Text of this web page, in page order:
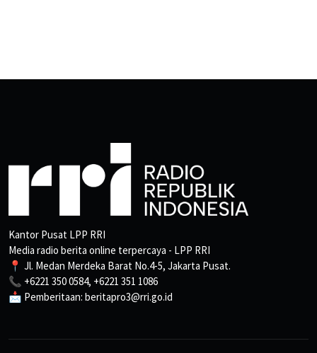
Kantor Pusat LPP RRI
Media radio berita online terpercaya - LPP RRI
📍 Jl. Medan Merdeka Barat No.4-5, Jakarta Pusat.
📞 +6221 350 0584, +6221 351 1086
📩 Pemberitaan: beritapro3@rri.go.id